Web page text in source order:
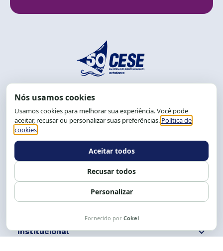
End.: R. da Graça, 150. Graça
CEP: 40.150-055
Salvador-BA, Brasil.
Tel.: (71) 2104-5457, Cel.: (71) 9 9239-2104 ou 2105
Expediente: 8h às 12h e 13 às 17h.
Siga nossas redes Fale conosco
Institucional